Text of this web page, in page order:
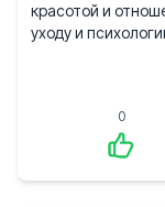
красотой и
уходу и
0